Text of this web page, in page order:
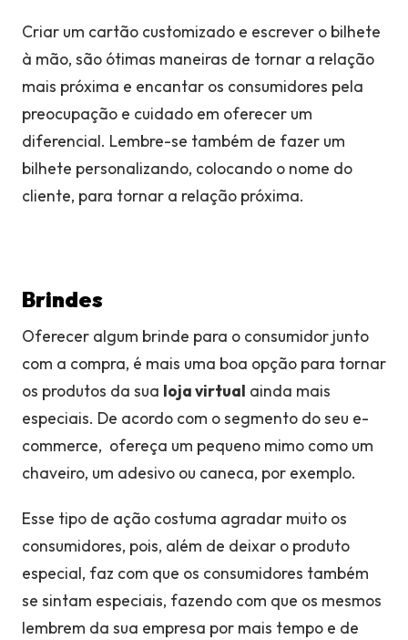
Criar um cartão customizado e escrever o bilhete
à mão, são ótimas maneiras de tornar a relação
mais próxima e encantar os consumidores pela
preocupação e cuidado em oferecer um
diferencial. Lembre-se também de fazer um
bilhete personalizando, colocando o nome do
cliente, para tornar a relação próxima.
Brindes
Oferecer algum brinde para o consumidor junto
com a compra, é mais uma boa opção para tornar
os produtos da sua loja virtual ainda mais
especiais. De acordo com o segmento do seu e-
commerce, ofereça um pequeno mimo como um
chaveiro, um adesivo ou caneca, por exemplo.
Esse tipo de ação costuma agradar muito os
consumidores, pois, além de deixar o produto
especial, faz com que os consumidores também
se sintam especiais, fazendo com que os mesmos
lembrem da sua empresa por mais tempo e de